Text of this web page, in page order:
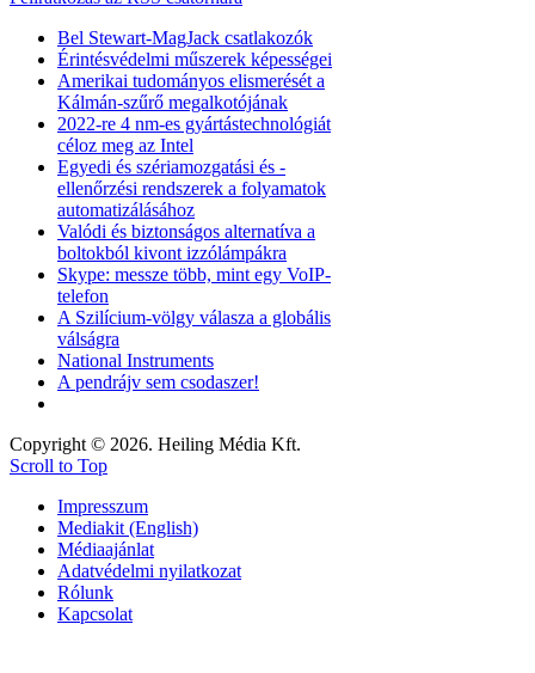
Bel Stewart-MagJack csatlakozók
Érintésvédelmi műszerek képességei
Amerikai tudományos elismerését a
Kálmán-szűrő megalkotójának
2022-re 4 nm-es gyártástechnológiát
céloz meg az Intel
Egyedi és szériamozgatási és -
ellenőrzési rendszerek a folyamatok
automatizálásához
Valódi és biztonságos alternatíva a
boltokból kivont izzólámpákra
Skype: messze több, mint egy VoIP-
telefon
A Szilícium-völgy válasza a globális
válságra
National Instruments
A pendrájv sem csodaszer!
Copyright © 2026. Heiling Média Kft.
Scroll to Top
Impresszum
Mediakit (English)
Médiaajánlat
Adatvédelmi nyilatkozat
Rólunk
Kapcsolat